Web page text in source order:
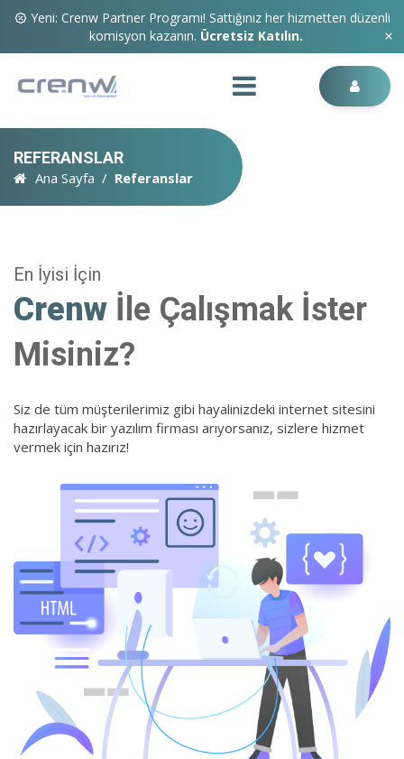
Yeni: Crenw Partner Programı! Sattığınız her hizmetten düzenli
komisyon kazanın. Ücretsiz Katılın.
REFERANSLAR
Ana Sayfa Referanslar
En İyisi İçin
Crenw İle Çalışmak İster
Misiniz?
Siz de tüm müşterilerimiz gibi hayalinizdeki internet sitesini
hazırlayacak bir yazılım firması arıyorsanız, sizlere hizmet
vermek için hazırız!